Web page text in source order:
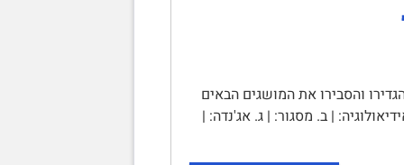
והסבירו את המושגים הבאים
| ב. מסגור: | ג. אג'נדה: |